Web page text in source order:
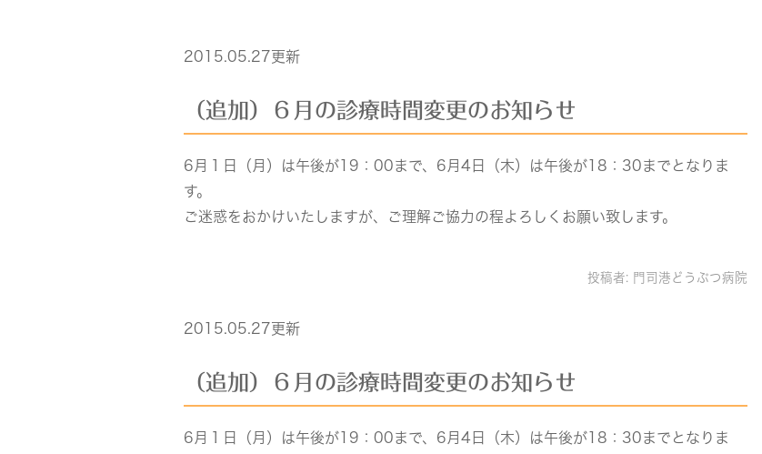
2015.05.27更新
（追加）６月の診療時間変更のお知らせ
6月１日（月）は午後が19：00まで、6月4日（木）は午後が18：30までとなりま
す。
ご迷惑をおかけいたしますが、ご理解ご協力の程よろしくお願い致します。
投稿者: 門司港どうぶつ病院
2015.05.27更新
（追加）６月の診療時間変更のお知らせ
6月１日（月）は午後が19：00まで、6月4日（木）は午後が18：30までとなりま